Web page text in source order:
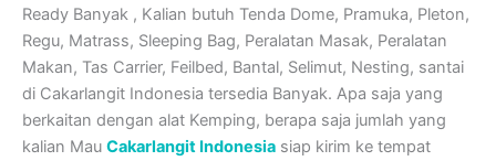
Ready Banyak , Kalian butuh Tenda Dome, Pramuka, Pleton,
Regu, Matrass, Sleeping Bag, Peralatan Masak, Peralatan
Makan, Tas Carrier, Feilbed, Bantal, Selimut, Nesting, santai
di Cakarlangit Indonesia tersedia Banyak. Apa saja yang
berkaitan dengan alat Kemping, berapa saja jumlah yang
kalian Mau Cakarlangit Indonesia siap kirim ke tempat